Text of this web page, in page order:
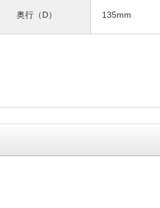
奥行（D） 135mm